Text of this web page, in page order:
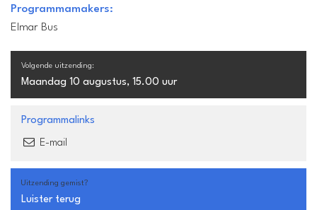
Programmamakers:
Elmar Bus
Volgende uitzending:
Maandag 10 augustus, 15.00 uur
Programmalinks
E-mail
Uitzending gemist?
Luister terug